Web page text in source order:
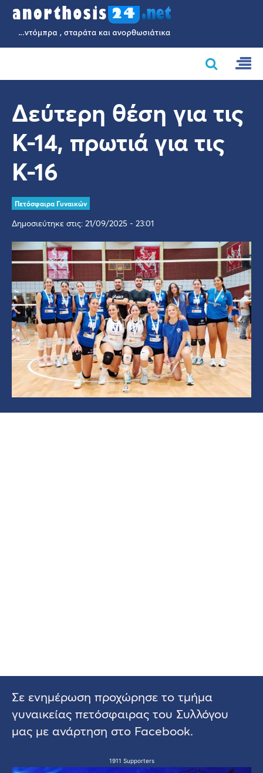
Δεύτερη θέση για τις
Κ-14, πρωτιά για τις
Κ-16
Πετόσφαιρα Γυναικών
Δημοσιεύτηκε στις: 21/09/2025 - 23:01
Σε ενημέρωση προχώρησε το τμήμα
γυναικείας πετόσφαιρας του Συλλόγου
μας με ανάρτηση στο Facebook.
1911 Supporters